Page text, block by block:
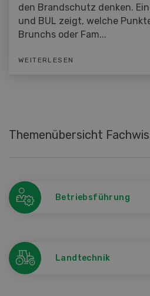
den Brandschutz denken.
und BUL zeigt, welche
Brunchs oder Fam...
WEITERLESEN
Themenübersicht
Betriebsführung
Landtechnik